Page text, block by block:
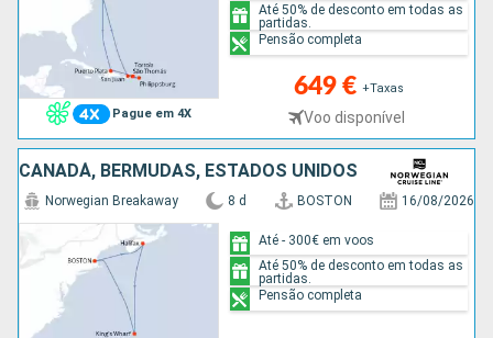
Pague em 4X
649 € +Taxas
Voo disponível
Até 50% de desconto em todas as
partidas.
Pensão completa
CANADÁ, BERMUDAS, ESTADOS UNIDOS
Norwegian Breakaway 8 d BOSTON 16/08/2026
Até - 300€ em voos
Até 50% de desconto em todas as
partidas.
Pensão completa